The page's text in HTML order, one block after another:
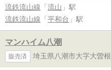
流鉄流山線 「 流山 」駅
流鉄流山線 「 平和台 」駅
マンハイム八潮
販売済 埼玉県八潮市大字大曽根